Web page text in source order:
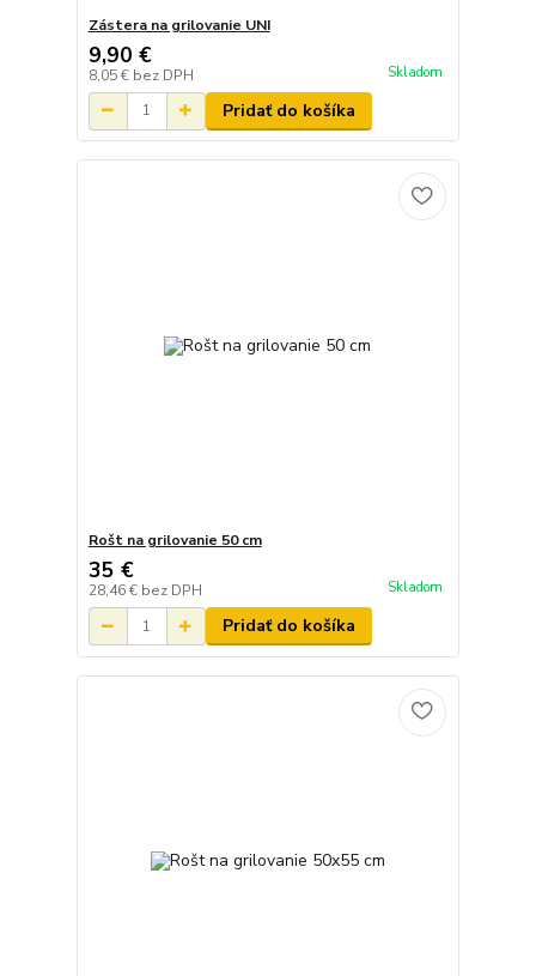
Zástera na grilovanie UNI
9,90 €
8,05 € bez DPH Skladom
Pridať do košíka
Rošt na grilovanie 50 cm
35 €
28,46 € bez DPH Skladom
Pridať do košíka